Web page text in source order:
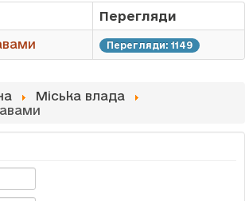
Перегляди
Перегляди: 1149
Міська влада